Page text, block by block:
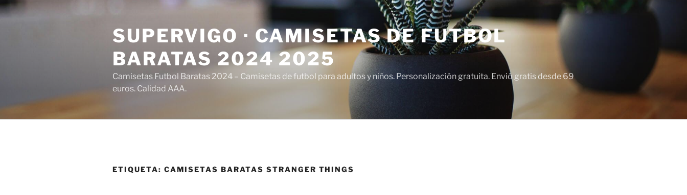
Saltar
al
SUPERVIGO · CAMISETAS DE FUTBOL
BARATAS 2024 2025
Camisetas Futbol Baratas 2024 – Camisetas de futbol para adultos y niños. Personalización gratuita. Envió gratis desde 69
euros. Calidad AAA.
ETIQUETA: CAMISETAS BARATAS STRANGER THINGS